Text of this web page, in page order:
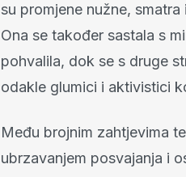
su promjene nužne,
Ona se također sastala s
pohvalila, dok se s druge
odakle glumici i aktivistici
Među brojnim zahtjevima
ubrzavanjem posvajanja i